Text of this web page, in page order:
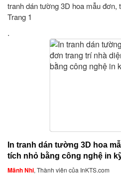
tranh dán tường 3D hoa mẫu đơn,
Trang 1
.
In tranh dán tường 3D hoa
tích nhỏ bằng công nghệ in
Mãnh Nhi, Thành viên của InKTS.com